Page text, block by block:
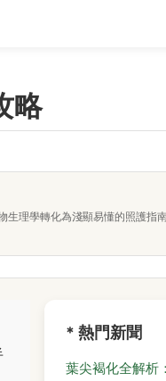
略
理學轉化為淺顯易懂的照護指
* 熱門新聞
葉尖褐化全解析